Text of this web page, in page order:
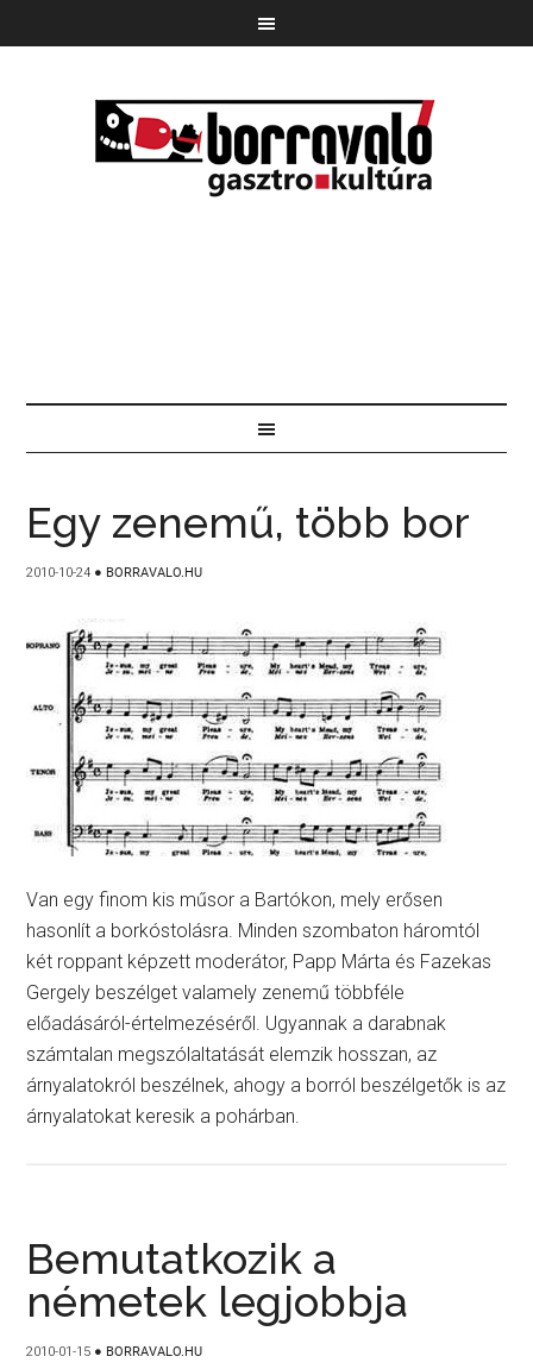
Egy zenemű, több bor
2010-10-24 ● BORRAVALO.HU
Van egy finom kis műsor a Bartókon, mely erősen
hasonlít a borkóstolásra. Minden szombaton háromtól
két roppant képzett moderátor, Papp Márta és Fazekas
Gergely beszélget valamely zenemű többféle
előadásáról-értelmezéséről. Ugyannak a darabnak
számtalan megszólaltatását elemzik hosszan, az
árnyalatokról beszélnek, ahogy a borról beszélgetők is az
árnyalatokat keresik a pohárban.
Bemutatkozik a
németek legjobbja
2010-01-15 ● BORRAVALO.HU